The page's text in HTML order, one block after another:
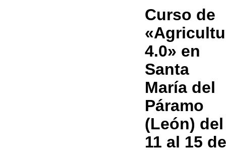
Curso de
4.0» en
Santa
María del
Páramo
(León) del
11 al 15 de